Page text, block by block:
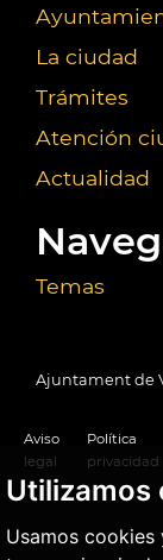
Utilizamos
Usamos
La ciudad
Trámites
Atención
Actualidad
Temas
Ajuntament de
Aviso
legal
Política
privacidad